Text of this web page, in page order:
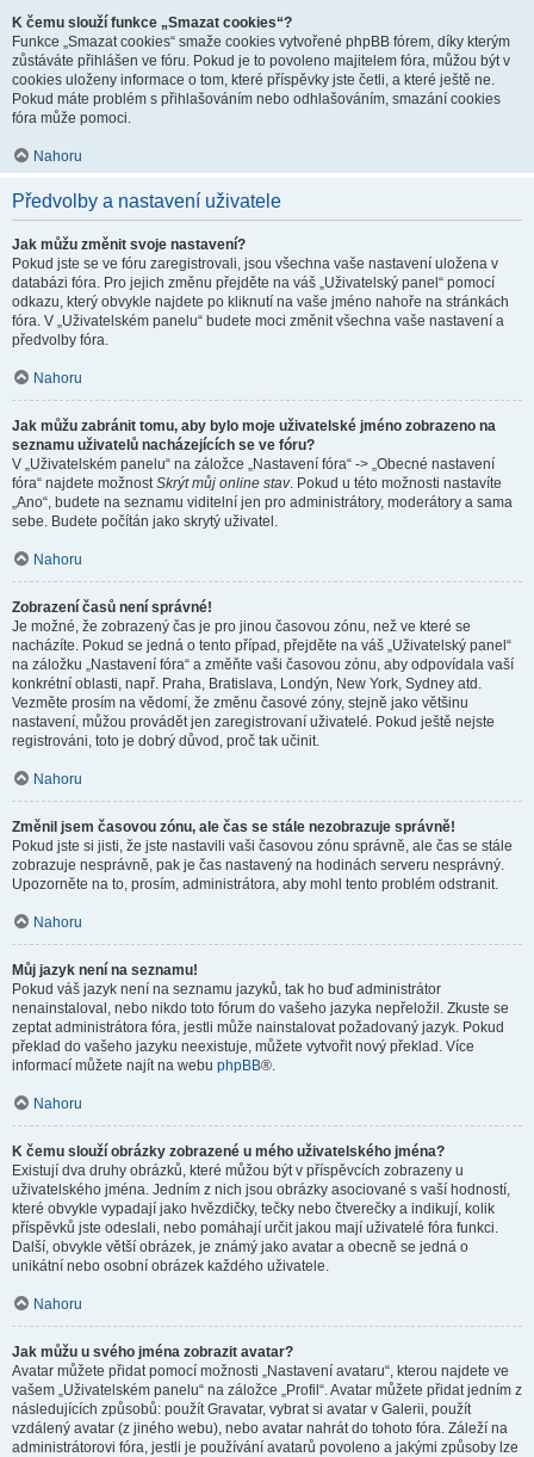
K čemu slouží funkce „Smazat cookies“?
Funkce „Smazat cookies“ smaže cookies vytvořené phpBB fórem, díky kterým
zůstáváte přihlášen ve fóru. Pokud je to povoleno majitelem fóra, můžou být v
cookies uloženy informace o tom, které příspěvky jste četli, a které ještě ne.
Pokud máte problém s přihlašováním nebo odhlašováním, smazání cookies
fóra může pomoci.
Nahoru
Předvolby a nastavení uživatele
Jak můžu změnit svoje nastavení?
Pokud jste se ve fóru zaregistrovali, jsou všechna vaše nastavení uložena v
databázi fóra. Pro jejich změnu přejděte na váš „Uživatelský panel“ pomocí
odkazu, který obvykle najdete po kliknutí na vaše jméno nahoře na stránkách
fóra. V „Uživatelském panelu“ budete moci změnit všechna vaše nastavení a
předvolby fóra.
Nahoru
Jak můžu zabránit tomu, aby bylo moje uživatelské jméno zobrazeno na
seznamu uživatelů nacházejících se ve fóru?
V „Uživatelském panelu“ na záložce „Nastavení fóra“ -> „Obecné nastavení
fóra“ najdete možnostSkrýt můj online stav. Pokud u této možnosti nastavíte
„Ano“, budete na seznamu viditelní jen pro administrátory, moderátory a sama
sebe. Budete počítán jako skrytý uživatel.
Nahoru
Zobrazení časů není správné!
Je možné, že zobrazený čas je pro jinou časovou zónu, než ve které se
nacházíte. Pokud se jedná o tento případ, přejděte na váš „Uživatelský panel“
na záložku „Nastavení fóra“ a změňte vaši časovou zónu, aby odpovídala vaší
konkrétní oblasti, např. Praha, Bratislava, Londýn, New York, Sydney atd.
Vezměte prosím na vědomí, že změnu časové zóny, stejně jako většinu
nastavení, můžou provádět jen zaregistrovaní uživatelé. Pokud ještě nejste
registrováni, toto je dobrý důvod, proč tak učinit.
Nahoru
Změnil jsem časovou zónu, ale čas se stále nezobrazuje správně!
Pokud jste si jisti, že jste nastavili vaši časovou zónu správně, ale čas se stále
zobrazuje nesprávně, pak je čas nastavený na hodinách serveru nesprávný.
Upozorněte na to, prosím, administrátora, aby mohl tento problém odstranit.
Nahoru
Můj jazyk není na seznamu!
Pokud váš jazyk není na seznamu jazyků, tak ho buď administrátor
nenainstaloval, nebo nikdo toto fórum do vašeho jazyka nepřeložil. Zkuste se
zeptat administrátora fóra, jestli může nainstalovat požadovaný jazyk. Pokud
překlad do vašeho jazyku neexistuje, můžete vytvořit nový překlad. Více
informací můžete najít na webu phpBB®.
Nahoru
K čemu slouží obrázky zobrazené u mého uživatelského jména?
Existují dva druhy obrázků, které můžou být v příspěvcích zobrazeny u
uživatelského jména. Jedním z nich jsou obrázky asociované s vaší hodností,
které obvykle vypadají jako hvězdičky, tečky nebo čtverečky a indikují, kolik
příspěvků jste odeslali, nebo pomáhají určit jakou mají uživatelé fóra funkci.
Další, obvykle větší obrázek, je známý jako avatar a obecně se jedná o
unikátní nebo osobní obrázek každého uživatele.
Nahoru
Jak můžu u svého jména zobrazit avatar?
Avatar můžete přidat pomocí možnosti „Nastavení avataru“, kterou najdete ve
vašem „Uživatelském panelu“ na záložce „Profil“. Avatar můžete přidat jedním z
následujících způsobů: použít Gravatar, vybrat si avatar v Galerii, použít
vzdálený avatar (z jiného webu), nebo avatar nahrát do tohoto fóra. Záleží na
administrátorovi fóra, jestli je používání avatarů povoleno a jakými způsoby lze